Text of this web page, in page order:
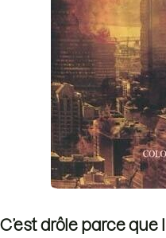
C’est drôle parce